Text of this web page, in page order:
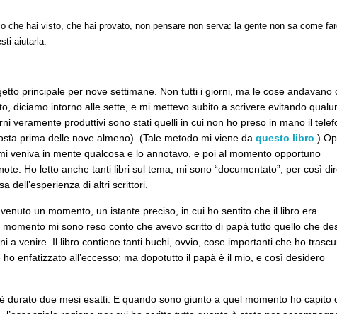
che hai visto, che hai provato, non pensare non serva: la gente non sa come
aiutarla.
principale per nove settimane. Non tutti i giorni, ma le cose andavano
diciamo intorno alle sette, e mi mettevo subito a scrivere evitando
veramente produttivi sono stati quelli in cui non ho preso in mano il
prima delle nove almeno). (Tale metodo mi viene da questo libro .)
veniva in mente qualcosa e lo annotavo, e poi al momento opportuno
Ho letto anche tanti libri sul tema, mi sono “documentato”, per così
dell’esperienza di altri scrittori.
un momento, un istante preciso, in cui ho sentito che il libro era
mi sono reso conto che avevo scritto di papà tutto quello che
a venire. Il libro contiene tanti buchi, ovvio, cose importanti che ho
enfatizzato all’eccesso; ma dopotutto il papà è il mio, e così desidero
durato due mesi esatti. E quando sono giunto a quel momento ho capito